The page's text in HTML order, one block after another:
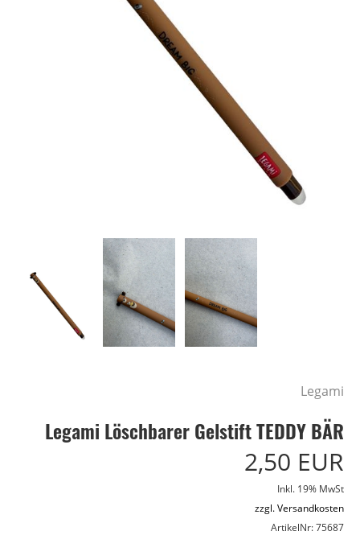
Legami
Legami Löschbarer Gelstift TEDDY BÄR
2,50 EUR
Inkl. 19% MwSt
zzgl. Versandkosten
ArtikelNr: 75687